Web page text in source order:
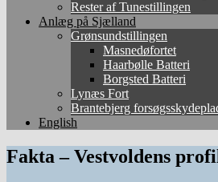
Rester af Tunestillingen
Anlæg på Sjælland
Grønsundstillingen
Masnedøfortet
Haarbølle Batteri
Borgsted Batteri
Lynæs Fort
Brantebjerg
English
Fakta – Vestvoldens